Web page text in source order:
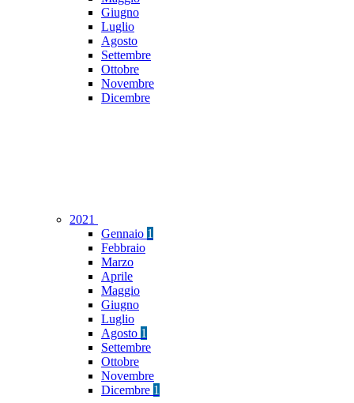
Giugno
Luglio
Agosto
Settembre
Ottobre
Novembre
Dicembre
2021
Gennaio 1
Febbraio
Marzo
Aprile
Maggio
Giugno
Luglio
Agosto 1
Settembre
Ottobre
Novembre
Dicembre 1